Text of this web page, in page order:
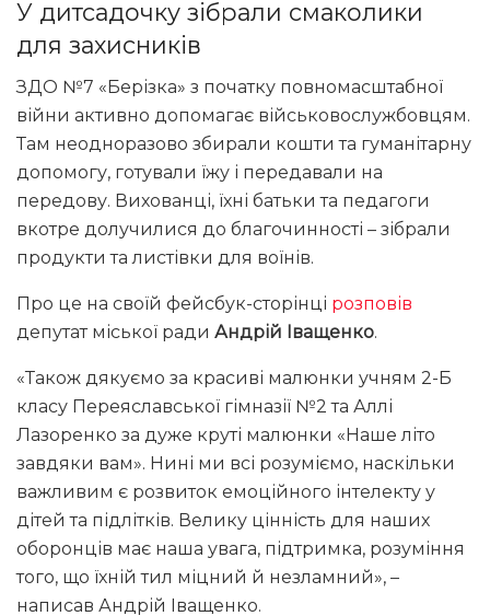
У дитсадочку зібрали смаколики
для захисників
ЗДО №7 «Берізка» з початку повномасштабної
війни активно допомагає військовослужбовцям.
Там неодноразово збирали кошти та гуманітарну
допомогу, готували їжу і передавали на
передову. Вихованці, їхні батьки та педагоги
вкотре долучилися до благочинності – зібрали
продукти та листівки для воїнів.
Про це на своїй фейсбук-сторінці розповів
депутат міської ради Андрій Іващенко.
«Також дякуємо за красиві малюнки учням 2-Б
класу Переяславської гімназії №2 та Аллі
Лазоренко за дуже круті малюнки «Наше літо
завдяки вам». Нині ми всі розуміємо, наскільки
важливим є розвиток емоційного інтелекту у
дітей та підлітків. Велику цінність для наших
оборонців має наша увага, підтримка, розуміння
того, що їхній тил міцний й незламний», –
написав Андрій Іващенко.